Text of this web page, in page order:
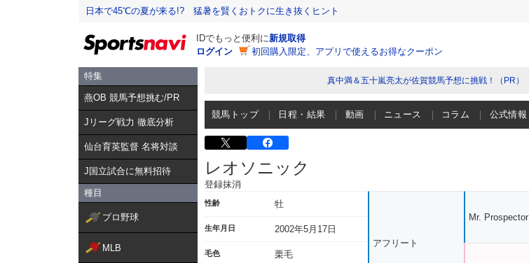
日本で45℃の夏が来る!? 猛暑を賢くおトクに生き抜くヒント
IDでもっと便利に新規取得
ログイン
初回購入限定、アプリで使えるお得なクーポン
特集
燕OB 競馬予想挑む/PR
Jリーグ戦力 徹底分析
仙台育英監督 名将対談
J国立試合に無料招待
種目
プロ野球
MLB
真中満＆五十嵐亮太が佐賀競馬予想に挑戦！（PR）
競馬トップ 日程・結果 動画 ニュース コラム 公式情報
レオソニック
登録抹消
性齢 牡
生年月日 2002年5月17日
毛色 栗毛
アフリート
Mr. Prospector